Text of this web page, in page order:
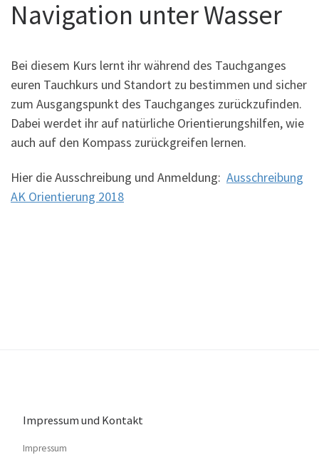
Navigation unter Wasser
Bei diesem Kurs lernt ihr während des Tauchganges
euren Tauchkurs und Standort zu bestimmen und sicher
zum Ausgangspunkt des Tauchganges zurückzufinden.
Dabei werdet ihr auf natürliche Orientierungshilfen, wie
auch auf den Kompass zurückgreifen lernen.
Hier die Ausschreibung und Anmeldung: Ausschreibung
AK Orientierung 2018
Impressum und Kontakt
Impressum